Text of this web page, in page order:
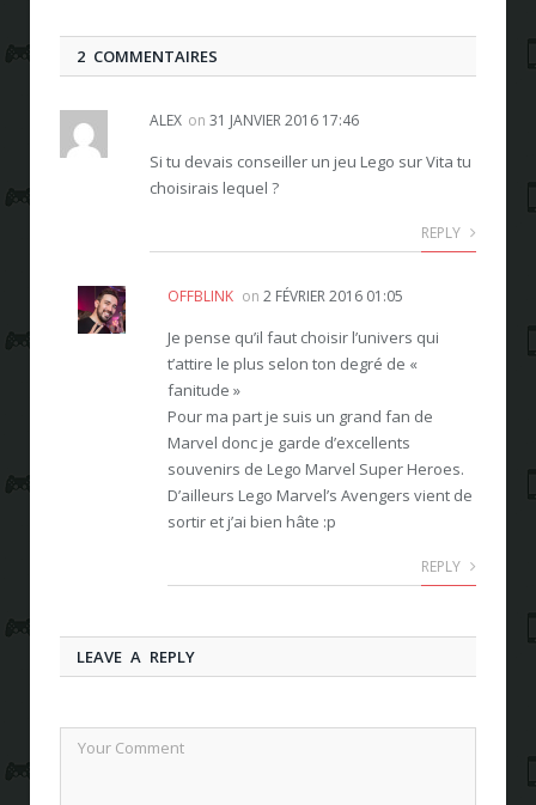
2 COMMENTAIRES
ALEX on 31 JANVIER 2016 17:46
Si tu devais conseiller un jeu Lego sur Vita tu
choisirais lequel ?
REPLY
OFFBLINK on 2 FÉVRIER 2016 01:05
Je pense qu’il faut choisir l’univers qui
t’attire le plus selon ton degré de «
fanitude »
Pour ma part je suis un grand fan de
Marvel donc je garde d’excellents
souvenirs de Lego Marvel Super Heroes.
D’ailleurs Lego Marvel’s Avengers vient de
sortir et j’ai bien hâte :p
REPLY
LEAVE A REPLY